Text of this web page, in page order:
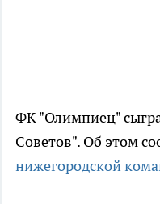
ФК "Олимпиец"
Советов". Об этом
нижегородской